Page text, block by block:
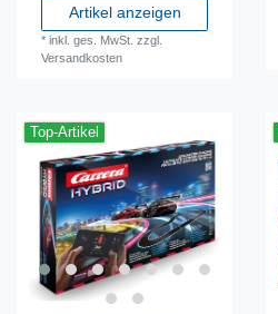
Artikel anzeigen
*inkl. ges. MwSt. zzgl.
Versandkosten
Top-Artikel